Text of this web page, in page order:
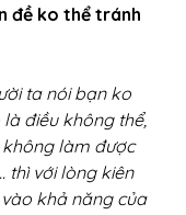
đề ko thể tránh
ta nói bạn ko
điều không thể,
không làm được
thì với lòng kiên
khả năng của